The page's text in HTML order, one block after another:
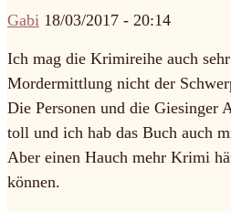
Gabi 18/03/2017 - 20:14
Ich mag die Krimireihe auch
Mordermittlung nicht der
Die Personen und die Giesinger
toll und ich hab das Buch auch
Aber einen Hauch mehr Krimi
können.